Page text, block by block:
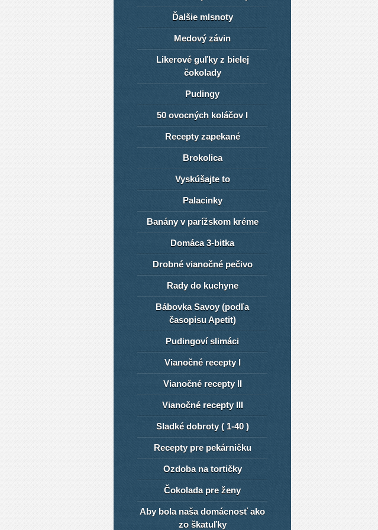
Ďalšie mlsnoty
Medový závin
Likerové guľky z bielej
čokolady
Pudingy
50 ovocných koláčov I
Recepty zapekané
Brokolica
Vyskúšajte to
Palacinky
Banány v parížskom kréme
Domáca 3-bitka
Drobné vianočné pečivo
Rady do kuchyne
Bábovka Savoy (podľa
časopisu Apetit)
Pudingoví slimáci
Vianočné recepty I
Vianočné recepty II
Vianočné recepty III
Sladké dobroty ( 1-40 )
Recepty pre pekárničku
Ozdoba na tortičky
Čokolada pre ženy
Aby bola naša domácnosť ako
zo škatuľky